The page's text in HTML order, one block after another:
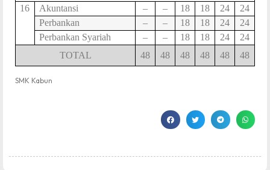
16 Akuntansi – – 18 18 24
24
Perbankan
– – 18 18 24
24
Perbankan Syariah
– – 18 18 24
24
TOTAL
48 48 48 48 48 48
SMK Kabun